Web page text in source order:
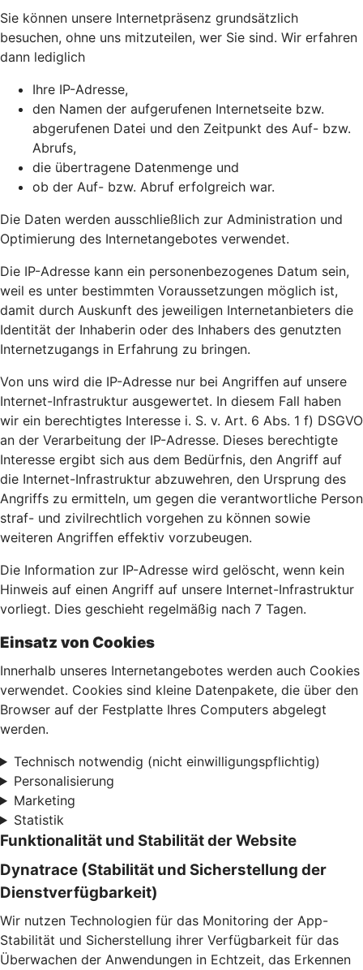
Sie können unsere Internetpräsenz grundsätzlich
besuchen, ohne uns mitzuteilen, wer Sie sind. Wir erfahren
dann lediglich
Ihre IP-Adresse,
den Namen der aufgerufenen Internetseite bzw.
abgerufenen Datei und den Zeitpunkt des Auf- bzw.
Abrufs,
die übertragene Datenmenge und
ob der Auf- bzw. Abruf erfolgreich war.
Die Daten werden ausschließlich zur Administration und
Optimierung des Internetangebotes verwendet.
Die IP-Adresse kann ein personenbezogenes Datum sein,
weil es unter bestimmten Voraussetzungen möglich ist,
damit durch Auskunft des jeweiligen Internetanbieters die
Identität der Inhaberin oder des Inhabers des genutzten
Internetzugangs in Erfahrung zu bringen.
Von uns wird die IP-Adresse nur bei Angriffen auf unsere
Internet-Infrastruktur ausgewertet. In diesem Fall haben
wir ein berechtigtes Interesse i. S. v. Art. 6 Abs. 1 f) DSGVO
an der Verarbeitung der IP-Adresse. Dieses berechtigte
Interesse ergibt sich aus dem Bedürfnis, den Angriff auf
die Internet-Infrastruktur abzuwehren, den Ursprung des
Angriffs zu ermitteln, um gegen die verantwortliche Person
straf- und zivilrechtlich vorgehen zu können sowie
weiteren Angriffen effektiv vorzubeugen.
Die Information zur IP-Adresse wird gelöscht, wenn kein
Hinweis auf einen Angriff auf unsere Internet-Infrastruktur
vorliegt. Dies geschieht regelmäßig nach 7 Tagen.
Einsatz von Cookies
Innerhalb unseres Internetangebotes werden auch Cookies
verwendet. Cookies sind kleine Datenpakete, die über den
Browser auf der Festplatte Ihres Computers abgelegt
werden.
Technisch notwendig (nicht einwilligungspflichtig)
Personalisierung
Marketing
Statistik
Funktionalität und Stabilität der Website
Dynatrace (Stabilität und Sicherstellung der
Dienstverfügbarkeit)
Wir nutzen Technologien für das Monitoring der App-
Stabilität und Sicherstellung ihrer Verfügbarkeit für das
Überwachen der Anwendungen in Echtzeit, das Erkennen